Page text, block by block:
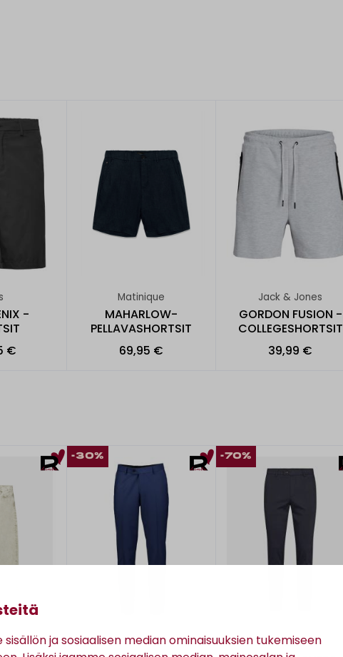
ja sosiaalisen median ominaisuuksien tukemiseen
-
€
Matinique
MAHARLOW-
PELLAVASHORTSIT
69,95 €
Jack & Jones
GORDON FUSION -
COLLEGESHORTSIT
39,99 €
WIP
-30%
Turo
-70%
Sand